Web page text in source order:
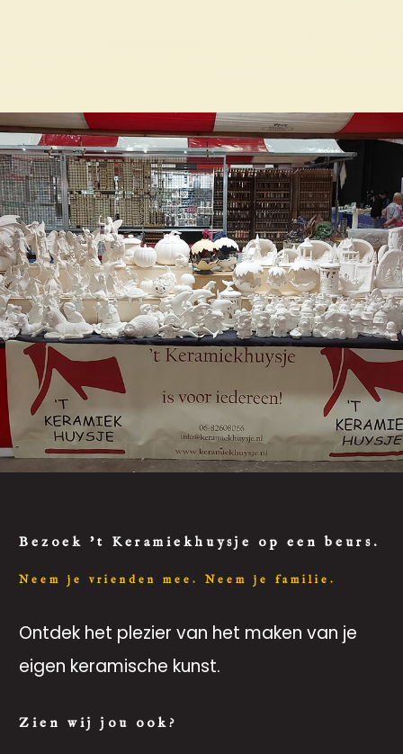
Bezoek 't Keramiekhuysje op een beurs.
Neem je vrienden mee. Neem je familie.
Ontdek het plezier van het maken van je
eigen keramische kunst.
Zien wij jou ook?